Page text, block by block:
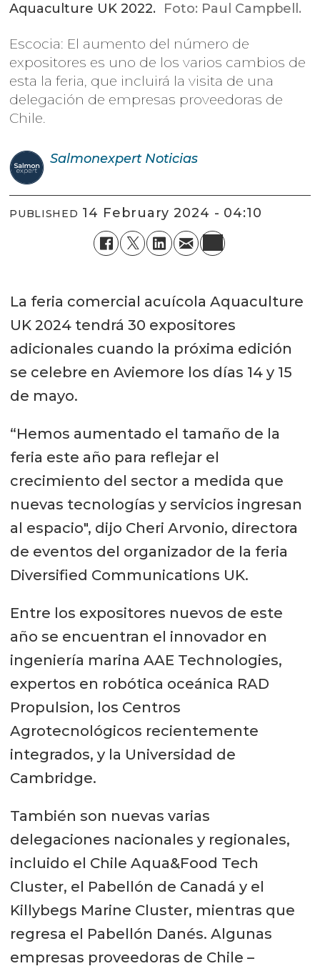
Aquaculture UK 2022. Foto: Paul Campbell.
Escocia: El aumento del número de
expositores es uno de los varios cambios de
esta la feria, que incluirá la visita de una
delegación de empresas proveedoras de
Chile.
Salmonexpert Noticias
PUBLISHED 14 February 2024 - 04:10
La feria comercial acuícola Aquaculture
UK 2024 tendrá 30 expositores
adicionales cuando la próxima edición
se celebre en Aviemore los días 14 y 15
de mayo.
“Hemos aumentado el tamaño de la
feria este año para reflejar el
crecimiento del sector a medida que
nuevas tecnologías y servicios ingresan
al espacio", dijo Cheri Arvonio, directora
de eventos del organizador de la feria
Diversified Communications UK.
Entre los expositores nuevos de este
año se encuentran el innovador en
ingeniería marina AAE Technologies,
expertos en robótica oceánica RAD
Propulsion, los Centros
Agrotecnológicos recientemente
integrados, y la Universidad de
Cambridge.
También son nuevas varias
delegaciones nacionales y regionales,
incluido el Chile Aqua&Food Tech
Cluster, el Pabellón de Canadá y el
Killybegs Marine Cluster, mientras que
regresa el Pabellón Danés. Algunas
empresas proveedoras de Chile –